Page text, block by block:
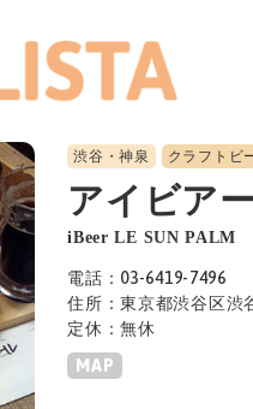
渋谷・神泉 クラフトビ
アイビア
iBeer LE SUN PALM
電話：03-6419-7496
住所：東京都渋谷区渋
定休：無休
MAP